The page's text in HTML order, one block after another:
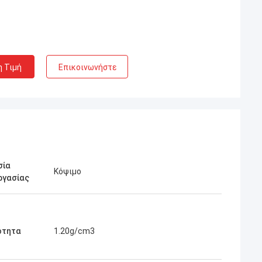
Τιμή Επικοινωνήστε
Κόψιμο
1.20g/cm3